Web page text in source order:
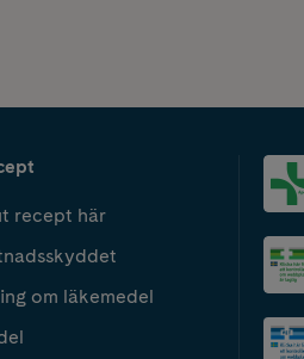
recept här
om läkemedel